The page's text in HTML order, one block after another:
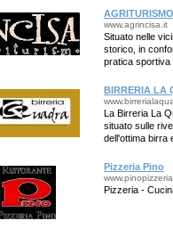
www.agrincisa.it
Situato nelle
storico, in
pratica sportiva
BIRRERIA LA
La Birreria La
situato sulle
dell'ottima birra
Pizzeria Pino
Pizzeria -